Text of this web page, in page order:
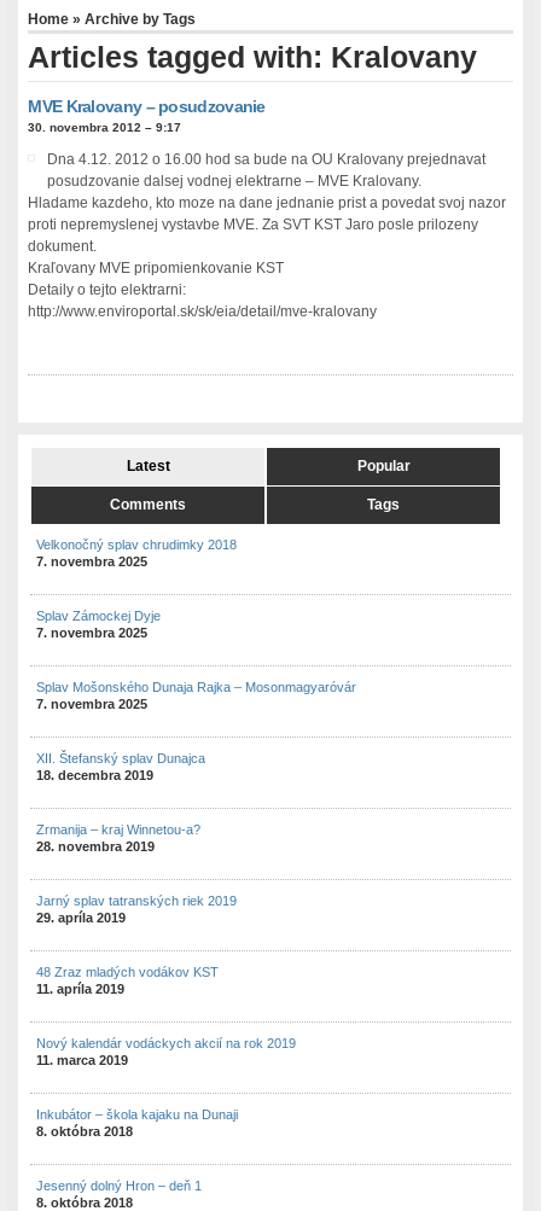
Home » Archive by Tags
Articles tagged with: Kralovany
MVE Kralovany – posudzovanie
30. novembra 2012 – 9:17
Dna 4.12. 2012 o 16.00 hod sa bude na OU Kralovany prejednavat
posudzovanie dalsej vodnej elektrarne – MVE Kralovany.
Hladame kazdeho, kto moze na dane jednanie prist a povedat svoj nazor
proti nepremyslenej vystavbe MVE. Za SVT KST Jaro posle prilozeny
dokument.
Kraľovany MVE pripomienkovanie KST
Detaily o tejto elektrarni:
http://www.enviroportal.sk/sk/eia/detail/mve-kralovany
Latest Popular
Comments Tags
Velkonočný splav chrudimky 2018
7. novembra 2025
Splav Zámockej Dyje
7. novembra 2025
Splav Mošonského Dunaja Rajka – Mosonmagyaróvár
7. novembra 2025
XII. Štefanský splav Dunajca
18. decembra 2019
Zrmanija – kraj Winnetou-a?
28. novembra 2019
Jarný splav tatranských riek 2019
29. apríla 2019
48 Zraz mladých vodákov KST
11. apríla 2019
Nový kalendár vodáckych akcií na rok 2019
11. marca 2019
Inkubátor – škola kajaku na Dunaji
8. októbra 2018
Jesenný dolný Hron – deň 1
8. októbra 2018